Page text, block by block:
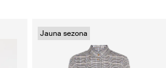
Jauna sezona